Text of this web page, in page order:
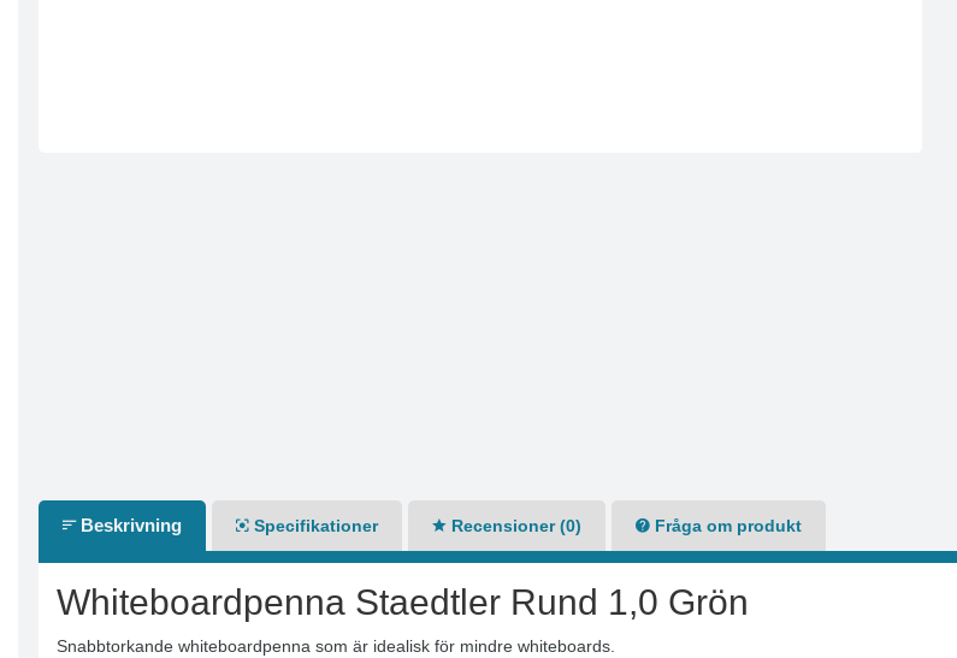
Beskrivning Specifikationer Recensioner (0) Fråga om produkt
Whiteboardpenna Staedtler Rund 1,0 Grön
Snabbtorkande whiteboardpenna som är idealisk för mindre whiteboards.